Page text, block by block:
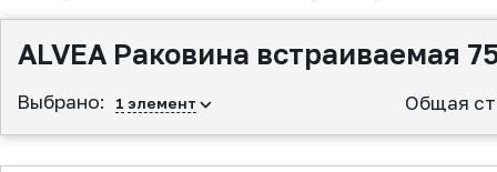
ALVEA Раковина встраиваемая
Выбрано: 1 элемент Общая